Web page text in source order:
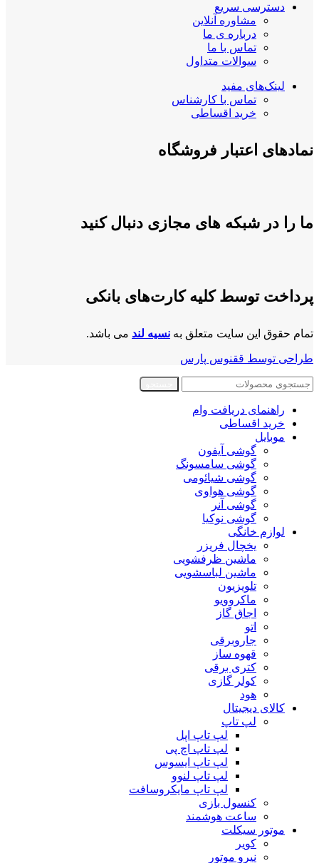
دسترسی سریع
مشاوره آنلاین
درباره ی ما
تماس با ما
سوالات متداول
لینک‌های مفید
تماس با کارشناس
خرید اقساطی
نمادهای اعتبار فروشگاه
ما را در شبکه های مجازی دنبال کنید
پرداخت توسط کلیه کارت‌های بانکی
تمام حقوق این سایت متعلق به نسیه لند می باشد.
طراحی توسط ققنوس پارس
راهنمای دریافت وام
خرید اقساطی
موبایل
گوشی آیفون
گوشی سامسونگ
گوشی شیائومی
گوشی هواوی
گوشی آنر
گوشی نوکیا
لوازم خانگی
یخچال فریزر
ماشین ظرفشویی
ماشین لباسشویی
تلویزیون
ماکروویو
اجاق گاز
اتو
جاروبرقی
قهوه ساز
کتری برقی
کولر گازی
هود
کالای دیجیتال
لپ تاپ
لپ تاپ اپل
لپ تاپ اچ پی
لپ تاپ ایسوس
لپ تاپ لنوو
لپ تاپ مایکروسافت
کنسول بازی
ساعت هوشمند
موتور سیکلت
کویر
نیرو موتور